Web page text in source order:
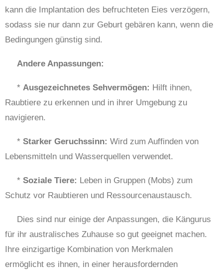
kann die Implantation des befruchteten Eies verzögern,
sodass sie nur dann zur Geburt gebären kann, wenn die
Bedingungen günstig sind.
Andere Anpassungen:
* Ausgezeichnetes Sehvermögen: Hilft ihnen,
Raubtiere zu erkennen und in ihrer Umgebung zu
navigieren.
* Starker Geruchssinn: Wird zum Auffinden von
Lebensmitteln und Wasserquellen verwendet.
* Soziale Tiere: Leben in Gruppen (Mobs) zum
Schutz vor Raubtieren und Ressourcenaustausch.
Dies sind nur einige der Anpassungen, die Kängurus
für ihr australisches Zuhause so gut geeignet machen.
Ihre einzigartige Kombination von Merkmalen
ermöglicht es ihnen, in einer herausfordernden